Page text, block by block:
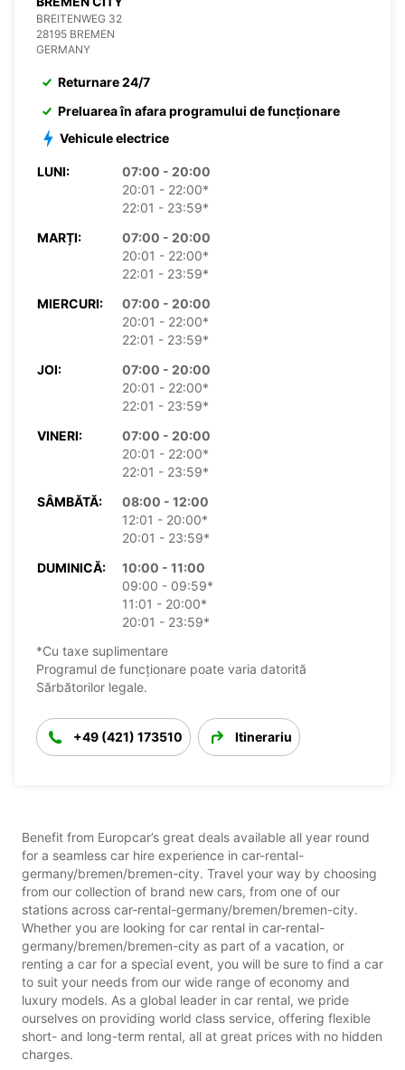
BREITENWEG 32
28195 BREMEN
GERMANY
Returnare 24/7
Preluarea în afara programului de funcționare
Vehicule electrice
LUNI:
07:00 - 20:00
20:01 - 22:00*
22:01 - 23:59*
MARȚI:
07:00 - 20:00
20:01 - 22:00*
22:01 - 23:59*
MIERCURI:
07:00 - 20:00
20:01 - 22:00*
22:01 - 23:59*
JOI:
07:00 - 20:00
20:01 - 22:00*
22:01 - 23:59*
VINERI:
07:00 - 20:00
20:01 - 22:00*
22:01 - 23:59*
SÂMBĂTĂ:
08:00 - 12:00
12:01 - 20:00*
20:01 - 23:59*
DUMINICĂ:
10:00 - 11:00
09:00 - 09:59*
11:01 - 20:00*
20:01 - 23:59*
*Cu taxe suplimentare
Programul de funcționare poate varia datorită
Sărbătorilor legale.
+49 (421) 173510 Itinerariu
Benefit from Europcar’s great deals available all year round
for a seamless car hire experience in car-rental-
germany/bremen/bremen-city. Travel your way by choosing
from our collection of brand new cars, from one of our
stations across car-rental-germany/bremen/bremen-city.
Whether you are looking for car rental in car-rental-
germany/bremen/bremen-city as part of a vacation, or
renting a car for a special event, you will be sure to find a car
to suit your needs from our wide range of economy and
luxury models. As a global leader in car rental, we pride
ourselves on providing world class service, offering flexible
short- and long-term rental, all at great prices with no hidden
charges.